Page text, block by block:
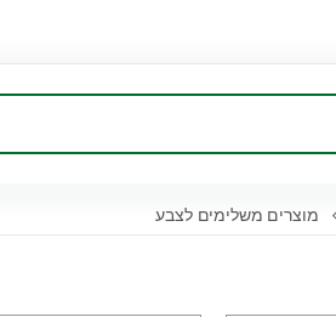
מוצרים משלימים לצבע